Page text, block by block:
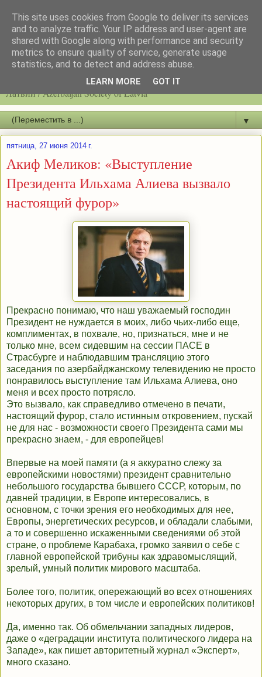
Latvijas azerbaidžāņu biedrību / Общество азербайджанцев
Латвии / Azerbaijan Society of Latvia
▼
пятница, 27 июня 2014 г.
Акиф Меликов: «Выступление
Президента Ильхама Алиева вызвало
настоящий фурор»
Прекрасно понимаю, что наш уважаемый господин
Президент не нуждается в моих, либо чьих-либо еще,
комплиментах, в похвале, но, признаться, мне и не
только мне, всем сидевшим на сессии ПАСЕ в
Страсбурге и наблюдавшим трансляцию этого
заседания по азербайджанскому телевидению не просто
понравилось выступление там Ильхама Алиева, оно
меня и всех просто потрясло.
Это вызвало, как справедливо отмечено в печати,
настоящий фурор, стало истинным откровением, пускай
не для нас - возможности своего Президента сами мы
прекрасно знаем, - для европейцев!
Впервые на моей памяти (а я аккуратно слежу за
европейскими новостями) президент сравнительно
небольшого государства бывшего СССР, которым, по
давней традиции, в Европе интересовались, в
основном, с точки зрения его необходимых для нее,
Европы, энергетических ресурсов, и обладали слабыми,
а то и совершенно искаженными сведениями об этой
стране, о проблеме Карабаха, громко заявил о себе с
главной европейской трибуны как здравомыслящий,
зрелый, умный политик мирового масштаба.
Более того, политик, опережающий во всех отношениях
некоторых других, в том числе и европейских политиков!
Да, именно так. Об обмельчании западных лидеров,
даже о «деградации института политического лидера на
Западе», как пишет авторитетный журнал «Эксперт»,
много сказано.
This site uses cookies from Google to deliver its services
and to analyze traffic. Your IP address and user-agent are
shared with Google along with performance and security
metrics to ensure quality of service, generate usage
statistics, and to detect and address abuse.
LEARN MORE GOT IT